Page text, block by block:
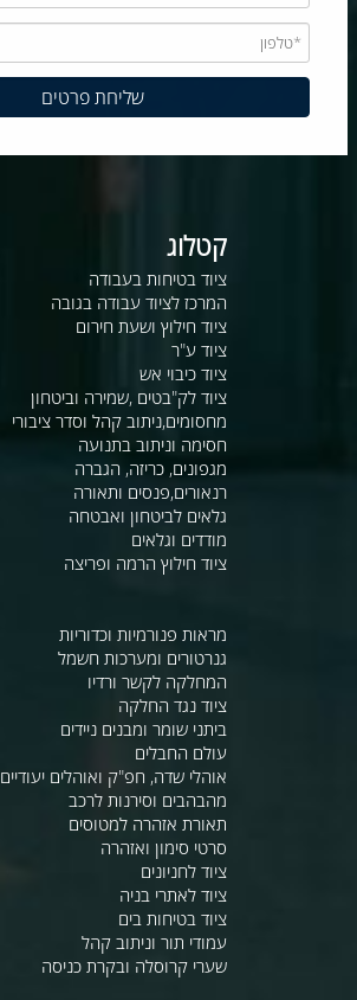
קטלוג
ציוד בטיחות בעבודה
המרכז לציוד עבודה בגובה
ציוד חילוץ ושעת חירום
ציוד ע"ר
ציוד כיבוי אש
ציוד לק"בטים ,שמירה וביטחון
מחסומים,ניתוב קהל וסדר ציבורי
חסימה וניתוב בתנועה
מגפונים, כריזה, הגברה
רנאורים,פנסים ותאורה
גלאים לביטחון ואבטחה
מודדים וגלאים
ציוד חילוץ הרמה ופריצה
מראות פנורמיות וכדוריות
גנרטורים ומערכות חשמל
המחלקה לקשר ורדיו
ציוד נגד החלקה
ביתני שומר ומבנים ניידים
עולם החבלים
אוהלי שדה, חפ"ק ואוהלים יעודיים
מהבהבים וסירנות לרכב
תאורת אזהרה למטוסים
סרטי סימון ואזהרה
ציוד לחניונים
ציוד לאתרי בניה
ציוד בטיחות בים
עמודי תור וניתוב קהל
שערי קרוסלה ובקרת כניסה